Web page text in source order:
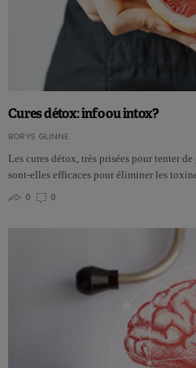
Cures détox: info ou intox?
BORYS GLINNE
Les cures détox, très prisées pour tenter
sont-elles efficaces pour éliminer les
0
0